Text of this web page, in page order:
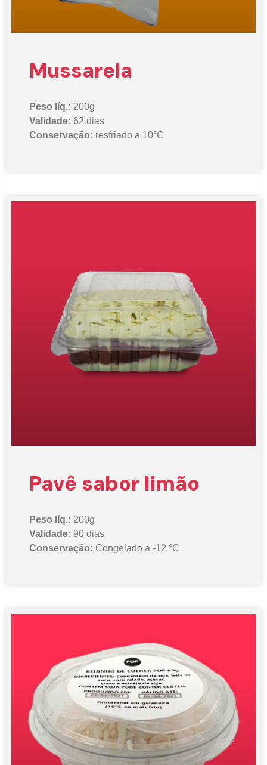
Mussarela
Peso líq.: 200g
Validade: 62 dias
Conservação: resfriado a 10°C
Pavê sabor limão
Peso líq.: 200g
Validade: 90 dias
Conservação: Congelado a -12 °C